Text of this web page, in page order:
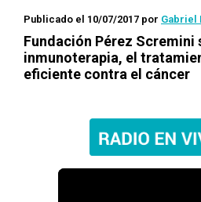
Publicado el 10/07/2017 por Gabriel
Fundación Pérez Scremini
inmunoterapia, el
eficiente contra el cáncer